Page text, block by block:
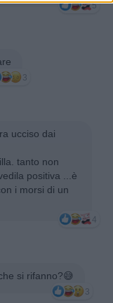
5
3
ucciso dai
tanto non
positiva ...è
i morsi di un
4
si rifanno?😅
3